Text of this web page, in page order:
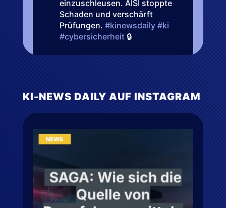
einzuschleusen. AISI stoppte
Schaden und verschärft
Prüfungen. #kinewsdaily #ki
#cybersicherheit 🔒
KI News Daily 6 Aug.
US‑Berufungsgericht hebt
einstweilige Verfügung gegen
Perplexity auf. KI‑Agenten dürfen
handeln; Hauptklage läuft weiter.
#kinewsdaily
KI-NEWS DAILY AUF INSTAGRAM